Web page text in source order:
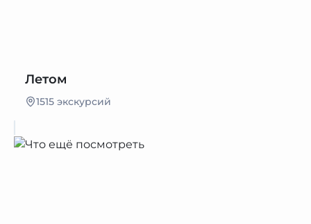
Летом
1515 экскурсий